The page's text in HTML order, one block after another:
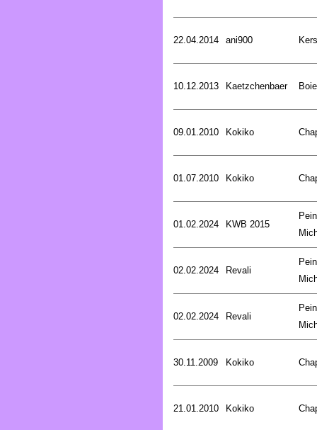
22.04.2014 ani900
10.12.2013 Kaetzchenbaer
09.01.2010 Kokiko
01.07.2010 Kokiko
01.02.2024 KWB 2015
02.02.2024 Revali
02.02.2024 Revali
30.11.2009 Kokiko
21.01.2010 Kokiko